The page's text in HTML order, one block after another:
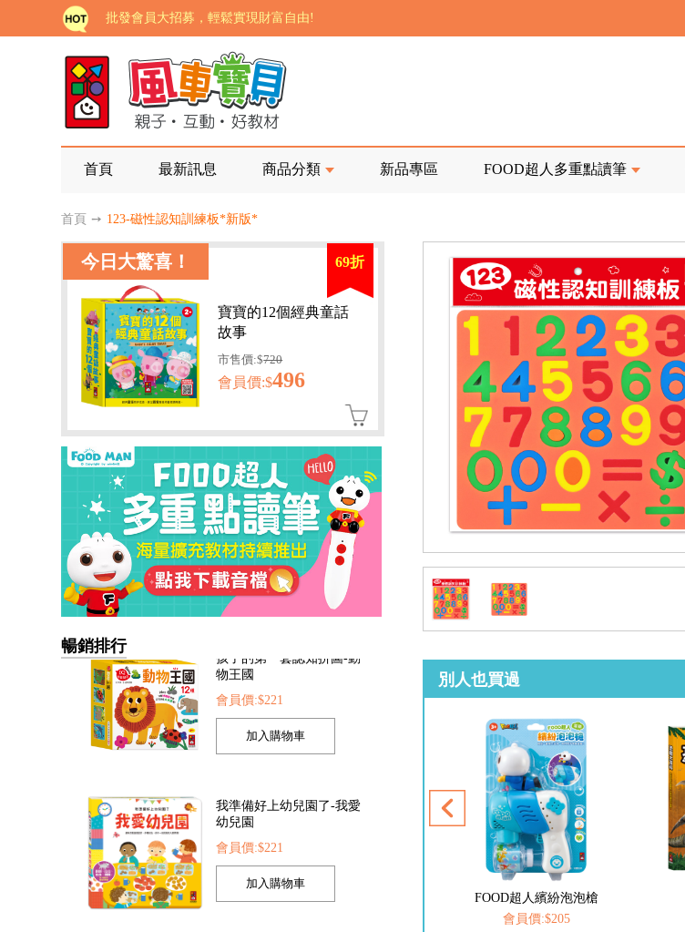
批發會員大招募，輕鬆實現財富自由!
如需更改或重開發票 需在訂單成立三天內通知客服 寄回發票需附上回郵郵票
老師您好!!幼教會員火熱招募中~
海外購物免煩惱！點我查看『海外購物流程說明』
家長樂了!「風車書版集團暨FOOD超人企業總部」目前正興建中!
老師您好!!幼教會員火熱招募中~
海外購物免煩惱！點我查看『海外購物流程說明』
首頁 最新訊息 商品分類 新品專區 FOOD超人多重點讀筆
首頁 ➙ 123-磁性認知訓練板*新版*
今日大驚喜！ 69折
寶寶的12個經典童話
故事
市售價:$720
會員價:$496
暢銷排行
我準備好上幼兒園了-我愛
幼兒園
我的第一本認知學習翻翻
書-我長大了
別人也買過
FOOD超人探索點讀筆
FOOD超人繽紛泡泡槍
會員價:$205